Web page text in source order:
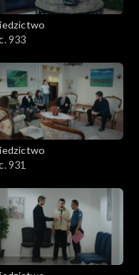
933
931